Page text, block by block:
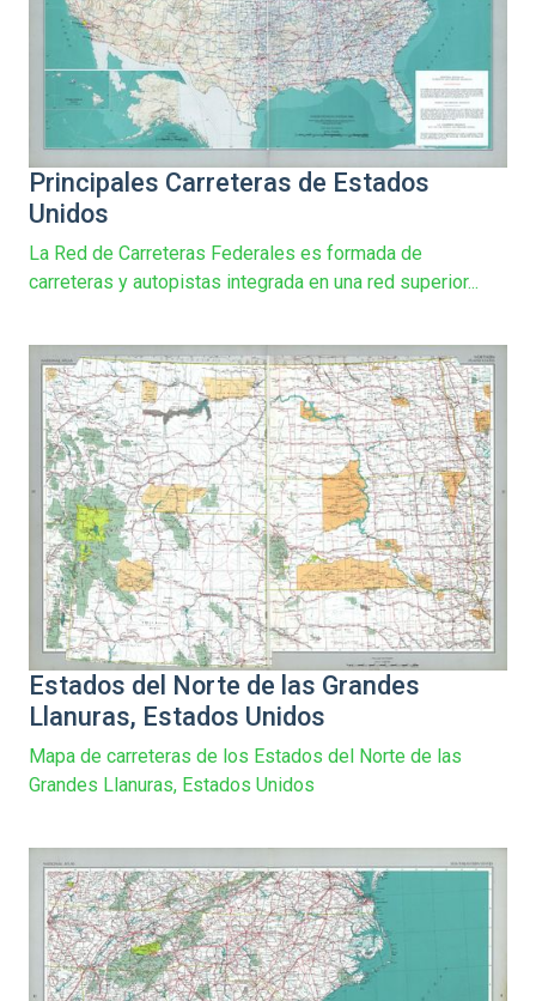
Principales Carreteras de Estados
Unidos
La Red de Carreteras Federales es formada de
carreteras y autopistas integrada en una red superior...
Estados del Norte de las Grandes
Llanuras, Estados Unidos
Mapa de carreteras de los Estados del Norte de las
Grandes Llanuras, Estados Unidos